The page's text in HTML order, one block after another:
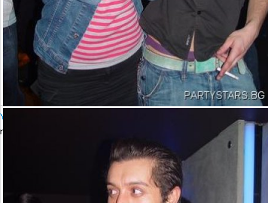
YALTA Club Presents MARTIN SOLVERG
петък, 06 октомври 2006 23:00